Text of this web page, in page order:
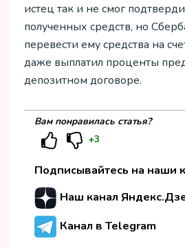
истец так и не смог
полученных средств, но
перевести ему средства на
даже выплатил проценты
депозитном договоре.
Вам понравилась статья?
+3
Подписывайтесь на наши
Наш канал
Канал в Telegram